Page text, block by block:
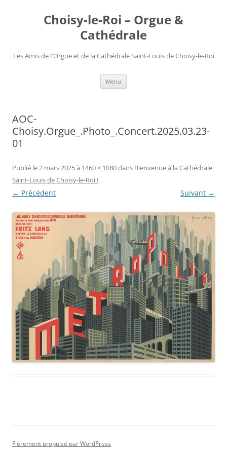
Choisy-le-Roi – Orgue &
Cathédrale
Les Amis de l'Orgue et de la Cathédrale Saint-Louis de Choisy-le-Roi
Menu
AOC-
Choisy.Orgue_.Photo_.Concert.2025.03.23-
01
Publié le2 mars 2025à 1460 × 1080dans Bienvenue à la Cathédrale
Saint-Louis de Choisy-le-Roi !.
← Précédent Suivant →
Fièrement propulsé par WordPress